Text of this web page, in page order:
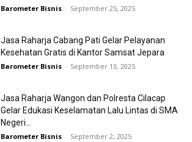
Barometer Bisnis - September 25, 2025
Jasa Raharja Cabang Pati Gelar Pelayanan
Kesehatan Gratis di Kantor Samsat Jepara
Barometer Bisnis - September 13, 2025
Jasa Raharja Wangon dan Polresta Cilacap
Gelar Edukasi Keselamatan Lalu Lintas di SMA
Negeri...
Barometer Bisnis - September 2, 2025